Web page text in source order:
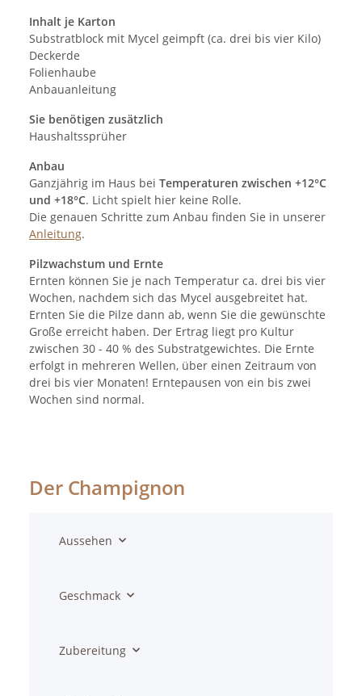
Inhalt je Karton
Substratblock mit Mycel geimpft (ca. drei bis vier Kilo)
Deckerde
Folienhaube
Anbauanleitung
Sie benötigen zusätzlich
Haushaltssprüher
Anbau
Ganzjährig im Haus bei Temperaturen zwischen +12°C
und +18°C. Licht spielt hier keine Rolle.
Die genauen Schritte zum Anbau finden Sie in unserer
Anleitung.
Pilzwachstum und Ernte
Ernten können Sie je nach Temperatur ca. drei bis vier
Wochen, nachdem sich das Mycel ausgebreitet hat.
Ernten Sie die Pilze dann ab, wenn Sie die gewünschte
Große erreicht haben. Der Ertrag liegt pro Kultur
zwischen 30 - 40 % des Substratgewichtes. Die Ernte
erfolgt in mehreren Wellen, über einen Zeitraum von
drei bis vier Monaten! Erntepausen von ein bis zwei
Wochen sind normal.
Der Champignon
Aussehen
Geschmack
Zubereitung